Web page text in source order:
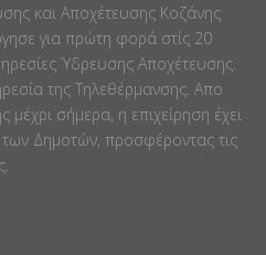
και Αποχέτευσης Κοζάνης
για πρώτη φορά στίς 20
Ύδρευσης Αποχέτευσης.
της Τηλεθέρμανσης. Απο
μέχρι σήμερα, η επιχείρηση έχει
των Δημοτών, προσφέροντας τις